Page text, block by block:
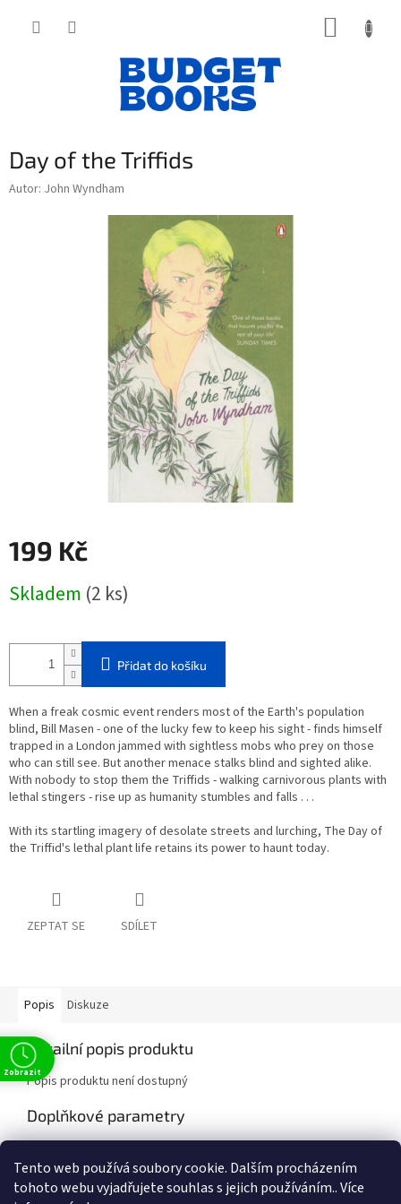
Tento web používá soubory cookie. Dalším procházením
tohoto webu vyjadřujete souhlas s jejich používáním.. Více
Day of the Triffids
Autor: John Wyndham
199 Kč
cena:
Skladem (2 ks)
Přidat do košíku
When a freak cosmic event renders most of the Earth's population
blind, Bill Masen - one of the lucky few to keep his sight - finds himself
trapped in a London jammed with sightless mobs who prey on those
who can still see. But another menace stalks blind and sighted alike.
With nobody to stop them the Triffids - walking carnivorous plants with
lethal stingers - rise up as humanity stumbles and falls . . .
With its startling imagery of desolate streets and lurching, The Day of
the Triffid's lethal plant life retains its power to haunt today.
ZEPTAT SE SDÍLET
Popis Diskuze
Detailní popis produktu
Popis produktu není dostupný
Doplňkové parametry
EAN: 9780241999790
Zobrazit